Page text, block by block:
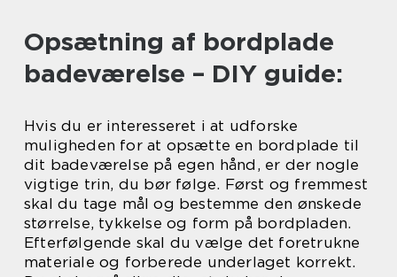
Opsætning af bordplade
badeværelse – DIY guide:
Hvis du er interesseret i at udforske
muligheden for at opsætte en bordplade til
dit badeværelse på egen hånd, er der nogle
vigtige trin, du bør følge. Først og fremmest
skal du tage mål og bestemme den ønskede
størrelse, tykkelse og form på bordpladen.
Efterfølgende skal du vælge det foretrukne
materiale og forberede underlaget korrekt.